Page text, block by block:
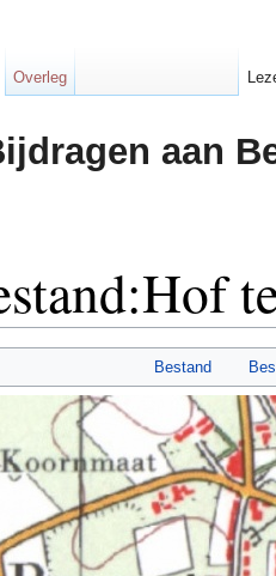
aan
Bestand
Overleg